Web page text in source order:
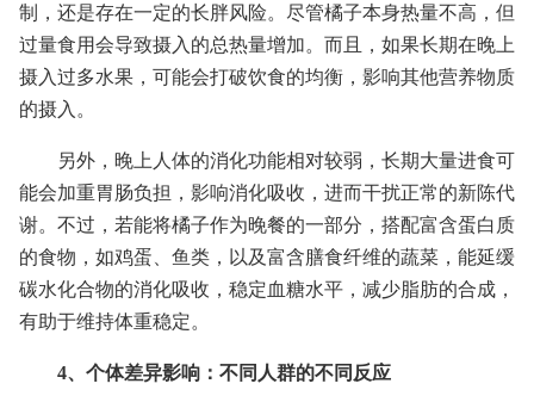
制，还是存在一定的长胖风险。尽管橘子本身热量不高，但
过量食用会导致摄入的总热量增加。而且，如果长期在晚上
摄入过多水果，可能会打破饮食的均衡，影响其他营养物质
的摄入。
另外，晚上人体的消化功能相对较弱，长期大量进食可
能会加重胃肠负担，影响消化吸收，进而干扰正常的新陈代
谢。不过，若能将橘子作为晚餐的一部分，搭配富含蛋白质
的食物，如鸡蛋、鱼类，以及富含膳食纤维的蔬菜，能延缓
碳水化合物的消化吸收，稳定血糖水平，减少脂肪的合成，
有助于维持体重稳定。
4、个体差异影响：不同人群的不同反应